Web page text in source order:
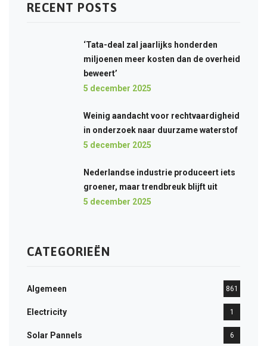
RECENT POSTS
‘Tata-deal zal jaarlijks honderden
miljoenen meer kosten dan de overheid
beweert’
5 december 2025
Weinig aandacht voor rechtvaardigheid
in onderzoek naar duurzame waterstof
5 december 2025
Nederlandse industrie produceert iets
groener, maar trendbreuk blijft uit
5 december 2025
CATEGORIEËN
Algemeen 861
Electricity 1
Solar Pannels 6